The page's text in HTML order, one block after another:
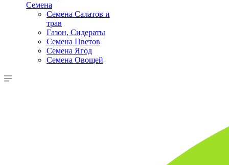
Семена
Семена Салатов и
трав
Газон, Сидераты
Семена Цветов
Семена Ягод
Семена Овощей